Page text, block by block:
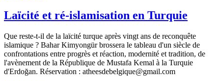
Laïcité et ré-islamisation en Turquie
Que reste-t-il de la laïcité turque après vingt ans de reconquête
islamique ? Bahar Kimyongür brossera le tableau d'un siècle de
confrontations entre progrès et réaction, modernité et tradition, de
l'avènement de la République de Mustafa Kemal à la Turquie
d'Erdoğan. Réservation : atheesdebelgique@gmail.com